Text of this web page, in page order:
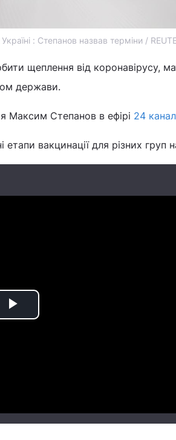
: Степанов назвав терміни /
щеплення від коронавірусу,
держави.
Максим Степанов в ефірі 24
вакцинації для різних груп
Play